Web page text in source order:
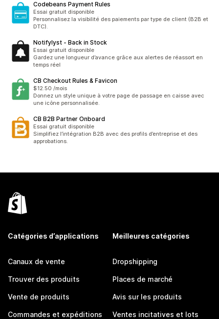
Codebeans Payment Rules
Essai gratuit disponible
Personnalisez la visibilité des paiements par type de client (B2B et
DTC).
Notifylyst ‑ Back in Stock
Essai gratuit disponible
Gardez une longueur d’avance grâce aux alertes de réassort en
temps réel
CB Checkout Rules & Favicon
$12.50 /mois
Donnez un style unique à votre page de passage en caisse avec
une icône personnalisée.
CB B2B Partner Onboard
Essai gratuit disponible
Simplifiez l’intégration B2B avec des profils d’entreprise et des
approbations.
Catégories d’applications
Canaux de vente
Trouver des produits
Vente de produits
Commandes et expéditions
Meilleures catégories
Dropshipping
Places de marché
Avis sur les produits
Ventes incitatives et lots